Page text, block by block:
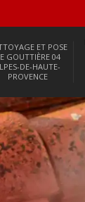
ET POSE
GOUTTIÈRE 04
DE-HAUTE-
PROVENCE